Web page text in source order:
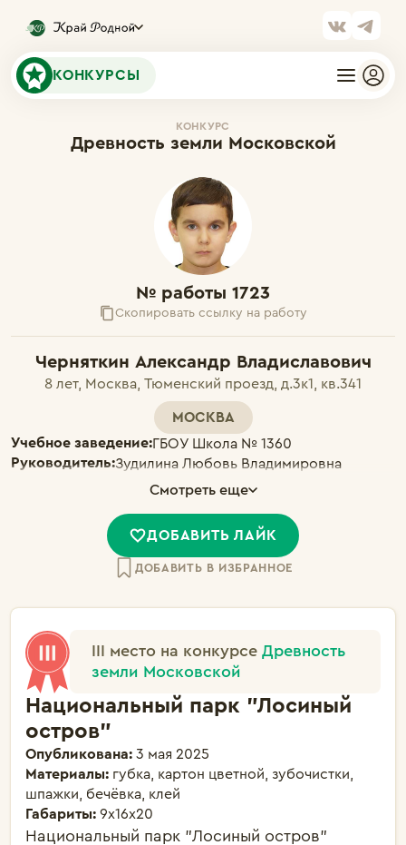
КОНКУРСЫ
КОНКУРС
Древность земли Московской
№ работы 1723
Скопировать ссылку на работу
Черняткин Александр Владиславович
8 лет, Москва, Тюменский проезд, д.3к1, кв.341
МОСКВА
Учебное заведение:ГБОУ Школа № 1360
Руководитель:Зудилина Любовь Владимировна
Смотреть еще
ДОБАВИТЬ ЛАЙК
ДОБАВИТЬ В ИЗБРАННОЕ
III место на конкурсе Древность
земли Московской
Национальный парк "Лосиный
остров"
Опубликована: 3 мая 2025
Материалы: губка, картон цветной, зубочистки,
шпажки, бечёвка, клей
Габариты: 9х16х20
Национальный парк "Лосиный остров"